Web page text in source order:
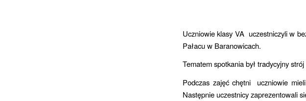
Uczniowie klasy VA uczestniczyli w
Pałacu w Baranowicach.
Tematem spotkania był tradycyjny
Podczas zajęć chętni uczniowie
Następnie uczestnicy zaprezentowali